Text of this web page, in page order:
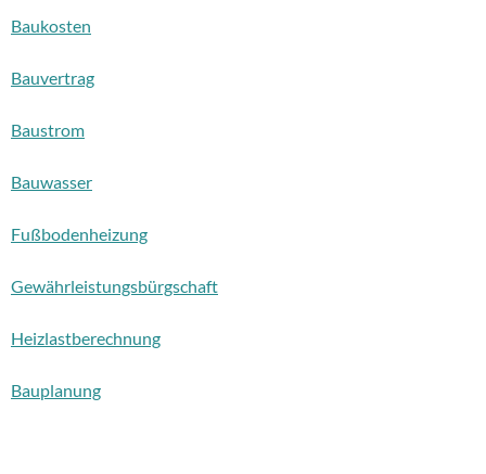
Baukosten
Bauvertrag
Baustrom
Bauwasser
Fußbodenheizung
Gewährleistungsbürgschaft
Heizlastberechnung
Bauplanung